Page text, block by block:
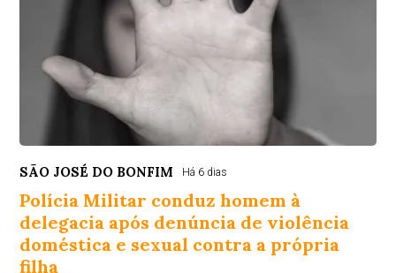
SÃO JOSÉ DO BONFIM Há 6 dias
Polícia Militar conduz homem à
delegacia após denúncia de violência
doméstica e sexual contra a própria
filha